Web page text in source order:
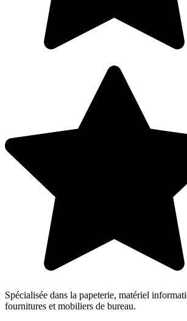
Spécialisée dans la papeterie, matériel
fournitures et mobiliers de bureau.